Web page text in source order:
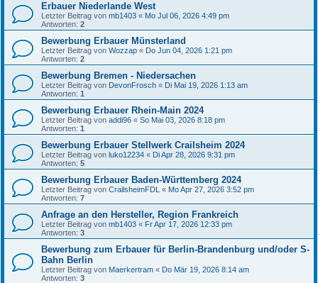
Erbauer Niederlande West
Letzter Beitrag von mb1403 « Mo Jul 06, 2026 4:49 pm
Antworten: 2
Bewerbung Erbauer Münsterland
Letzter Beitrag von Wozzap « Do Jun 04, 2026 1:21 pm
Antworten: 2
Bewerbung Bremen - Niedersachen
Letzter Beitrag von DevonFrosch « Di Mai 19, 2026 1:13 am
Antworten: 1
Bewerbung Erbauer Rhein-Main 2024
Letzter Beitrag von addi96 « So Mai 03, 2026 8:18 pm
Antworten: 1
Bewerbung Erbauer Stellwerk Crailsheim 2024
Letzter Beitrag von luko12234 « Di Apr 28, 2026 9:31 pm
Antworten: 5
Bewerbung Erbauer Baden-Württemberg 2024
Letzter Beitrag von CrailsheimFDL « Mo Apr 27, 2026 3:52 pm
Antworten: 7
Anfrage an den Hersteller, Region Frankreich
Letzter Beitrag von mb1403 « Fr Apr 17, 2026 12:33 pm
Antworten: 3
Bewerbung zum Erbauer für Berlin-Brandenburg und/oder S-
Bahn Berlin
Letzter Beitrag von Maerkertram « Do Mär 19, 2026 8:14 am
Antworten: 3